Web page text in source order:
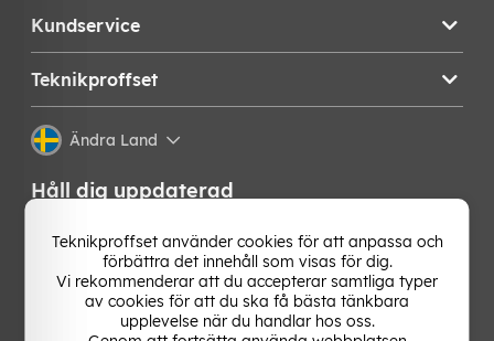
Kundservice
Teknikproffset
Ändra Land
Håll dig uppdaterad
Få de senaste nyheterna, hetaste erbjudandena och
bästa tipsen från oss direkt i din mejlkorg. Signa upp på
vårt nyhetsbrev!
Teknikproffset använder cookies för att anpassa och
förbättra det innehåll som visas för dig.
Vi rekommenderar att du accepterar samtliga typer
av cookies för att du ska få bästa tänkbara
upplevelse när du handlar hos oss.